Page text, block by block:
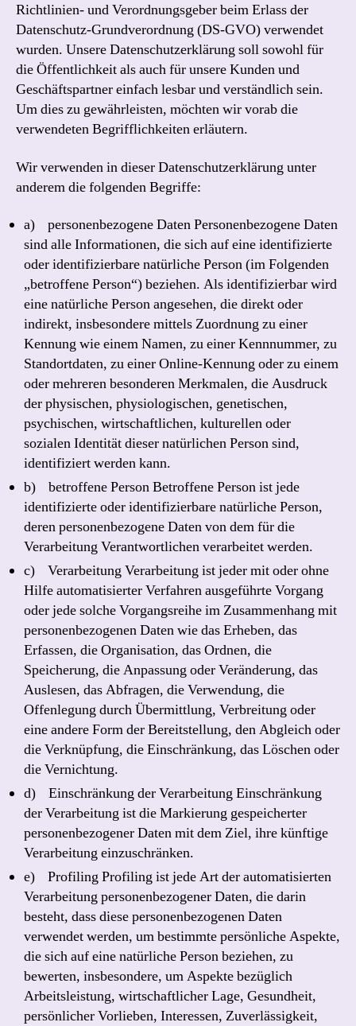
Richtlinien- und Verordnungsgeber beim Erlass der
Datenschutz-Grundverordnung (DS-GVO) verwendet
wurden. Unsere Datenschutzerklärung soll sowohl für
die Öffentlichkeit als auch für unsere Kunden und
Geschäftspartner einfach lesbar und verständlich sein.
Um dies zu gewährleisten, möchten wir vorab die
verwendeten Begrifflichkeiten erläutern.
Wir verwenden in dieser Datenschutzerklärung unter
anderem die folgenden Begriffe:
a) personenbezogene Daten Personenbezogene Daten
sind alle Informationen, die sich auf eine identifizierte
oder identifizierbare natürliche Person (im Folgenden
„betroffene Person“) beziehen. Als identifizierbar wird
eine natürliche Person angesehen, die direkt oder
indirekt, insbesondere mittels Zuordnung zu einer
Kennung wie einem Namen, zu einer Kennnummer, zu
Standortdaten, zu einer Online-Kennung oder zu einem
oder mehreren besonderen Merkmalen, die Ausdruck
der physischen, physiologischen, genetischen,
psychischen, wirtschaftlichen, kulturellen oder
sozialen Identität dieser natürlichen Person sind,
identifiziert werden kann.
b) betroffene Person Betroffene Person ist jede
identifizierte oder identifizierbare natürliche Person,
deren personenbezogene Daten von dem für die
Verarbeitung Verantwortlichen verarbeitet werden.
c) Verarbeitung Verarbeitung ist jeder mit oder ohne
Hilfe automatisierter Verfahren ausgeführte Vorgang
oder jede solche Vorgangsreihe im Zusammenhang mit
personenbezogenen Daten wie das Erheben, das
Erfassen, die Organisation, das Ordnen, die
Speicherung, die Anpassung oder Veränderung, das
Auslesen, das Abfragen, die Verwendung, die
Offenlegung durch Übermittlung, Verbreitung oder
eine andere Form der Bereitstellung, den Abgleich oder
die Verknüpfung, die Einschränkung, das Löschen oder
die Vernichtung.
d) Einschränkung der Verarbeitung Einschränkung
der Verarbeitung ist die Markierung gespeicherter
personenbezogener Daten mit dem Ziel, ihre künftige
Verarbeitung einzuschränken.
e) Profiling Profiling ist jede Art der automatisierten
Verarbeitung personenbezogener Daten, die darin
besteht, dass diese personenbezogenen Daten
verwendet werden, um bestimmte persönliche Aspekte,
die sich auf eine natürliche Person beziehen, zu
bewerten, insbesondere, um Aspekte bezüglich
Arbeitsleistung, wirtschaftlicher Lage, Gesundheit,
persönlicher Vorlieben, Interessen, Zuverlässigkeit,